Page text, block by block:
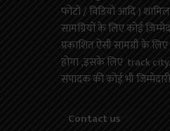
फोटो / विडियो आदि )
सामग्रियों के लिए कोई
प्रकाशित ऐसी सामग्री के
होगा ,इसके लिए track
संपादक की कोई भी जिम्मेदारी
Contact us